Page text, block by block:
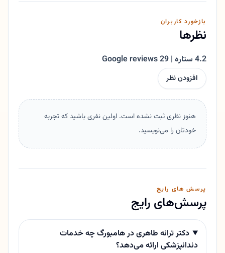
بازخورد کاربران
نظرها
4.2 ستاره | 29 Google reviews
افزودن نظر
هنوز نظری ثبت نشده است. اولین نفری باشید که تجربه
خودتان را می‌نویسید.
پرسش های رایج
پرسش‌های رایج
دکتر ترانه طاهری در هامبورگ چه خدمات
دندانپزشکی ارائه می‌دهد؟